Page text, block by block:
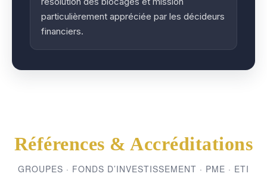
particulièrement appréciée par les décideurs
financiers.
Références & Accréditations
GROUPES · FONDS D’INVESTISSEMENT · PME · ETI